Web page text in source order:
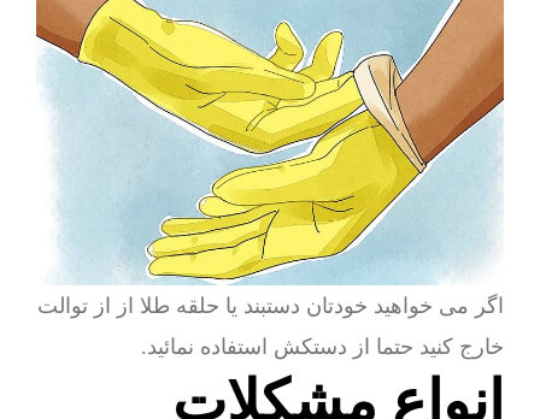
اگر می خواهید خودتان دستبند یا حلقه طلا از از توالت
خارج کنید حتما از دستکش استفاده نمائید.
انواع مشکلات